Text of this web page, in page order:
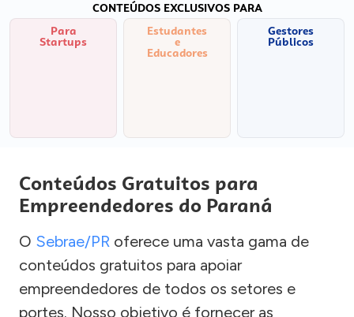
CONTEÚDOS EXCLUSIVOS PARA
Para
Startups
Estudantes
e
Educadores
Gestores
Públicos
Conteúdos Gratuitos para
Empreendedores do Paraná
O Sebrae/PR oferece uma vasta gama de
conteúdos gratuitos para apoiar
empreendedores de todos os setores e
portes. Nosso objetivo é fornecer as